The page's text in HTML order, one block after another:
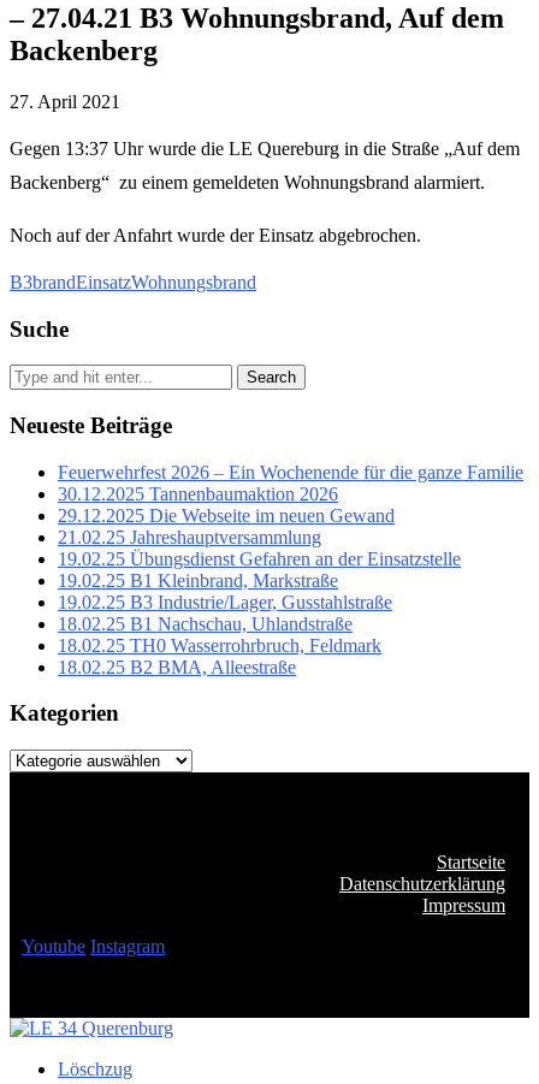
– 27.04.21 B3 Wohnungsbrand, Auf dem
Backenberg
27. April 2021
Gegen 13:37 Uhr wurde die LE Quereburg in die Straße „Auf dem
Backenberg“ zu einem gemeldeten Wohnungsbrand alarmiert.
Noch auf der Anfahrt wurde der Einsatz abgebrochen.
B3brandEinsatzWohnungsbrand
Suche
Search
Neueste Beiträge
Feuerwehrfest 2026 – Ein Wochenende für die ganze Familie
30.12.2025 Tannenbaumaktion 2026
29.12.2025 Die Webseite im neuen Gewand
21.02.25 Jahreshauptversammlung
19.02.25 Übungsdienst Gefahren an der Einsatzstelle
19.02.25 B1 Kleinbrand, Markstraße
19.02.25 B3 Industrie/Lager, Gusstahlstraße
18.02.25 B1 Nachschau, Uhlandstraße
18.02.25 TH0 Wasserrohrbruch, Feldmark
18.02.25 B2 BMA, Alleestraße
Kategorien
Kategorien
Startseite
Datenschutzerklärung
Impressum
Youtube Instagram
Löschzug